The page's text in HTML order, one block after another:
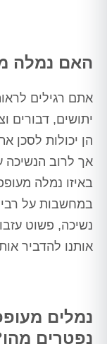
האם נמלה
אתם רגילים
יתושים, דבורים
הן יכולות לסכן
אך לרוב הנשיכה
באיזו נמלה
במחשבות על
נשיכה, פשוט
אותנו להדביר
נמלים
נפטרים